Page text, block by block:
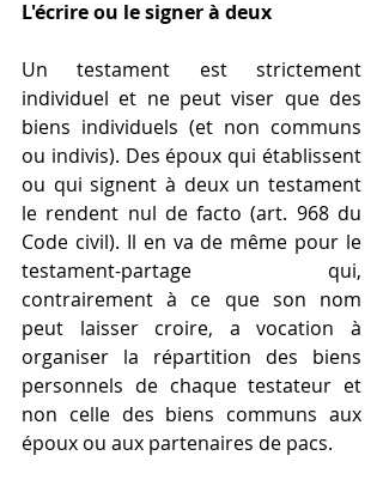
L'écrire ou le signer à deux
Un testament est strictement
individuel et ne peut viser que des
biens individuels (et non communs
ou indivis). Des époux qui établissent
ou qui signent à deux un testament
le rendent nul de facto (art. 968 du
Code civil). Il en va de même pour le
testament-partage qui,
contrairement à ce que son nom
peut laisser croire, a vocation à
organiser la répartition des biens
personnels de chaque testateur et
non celle des biens communs aux
époux ou aux partenaires de pacs.